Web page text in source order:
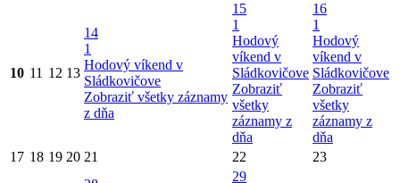
10 11 12 13
14
1
Hodový víkend v
Sládkovičove
Zobraziť všetky záznamy
z dňa
15
1
Hodový
víkend v
Sládkovičove
Zobraziť
všetky
záznamy z
dňa
16
1
Hodový
víkend v
Sládkovičove
Zobraziť
všetky
záznamy z
dňa
17 18 19 20 21 22
23
29